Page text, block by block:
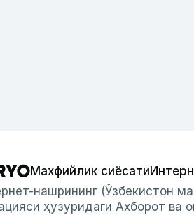
Махфийлик сиёсати
нашрининг (Ўзбекистон
ҳузуридаги Ахборот ва